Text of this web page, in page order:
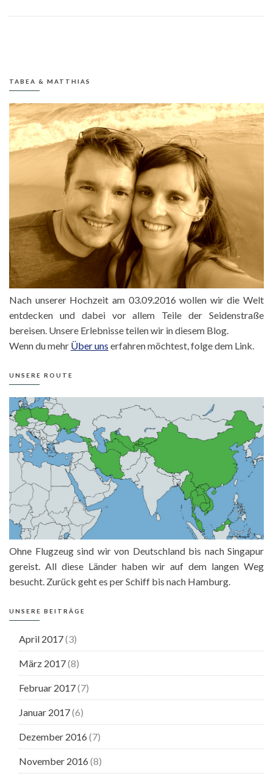
TABEA & MATTHIAS
Nach unserer Hochzeit am 03.09.2016 wollen wir die Welt
entdecken und dabei vor allem Teile der Seidenstraße
bereisen. Unsere Erlebnisse teilen wir in diesem Blog.
Wenn du mehr Über uns erfahren möchtest, folge dem Link.
UNSERE ROUTE
Ohne Flugzeug sind wir von Deutschland bis nach Singapur
gereist. All diese Länder haben wir auf dem langen Weg
besucht. Zurück geht es per Schiff bis nach Hamburg.
UNSERE BEITRÄGE
April 2017(3)
März 2017(8)
Februar 2017(7)
Januar 2017(6)
Dezember 2016 (7)
November 2016 (8)